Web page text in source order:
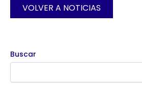
VOLVER A NOTICIAS
Buscar